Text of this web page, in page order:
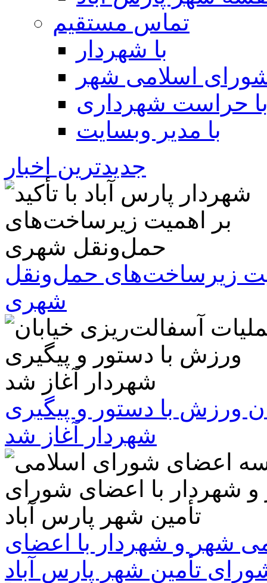
تماس مستقیم
با شهردار
اسلامی شهر
حراست شهرداری
با مدیر وبسایت
جدیدترین اخبار
زیرساخت‌های حمل‌ونقل
شهری
ورزش با دستور و پیگیری
شهردار آغاز شد
شهر و شهردار با اعضای
تأمین شهر پارس آباد